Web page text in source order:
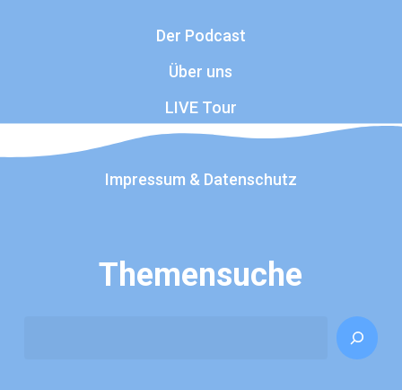
Der Podcast
Über uns
LIVE Tour
Impressum & Datenschutz
Themensuche